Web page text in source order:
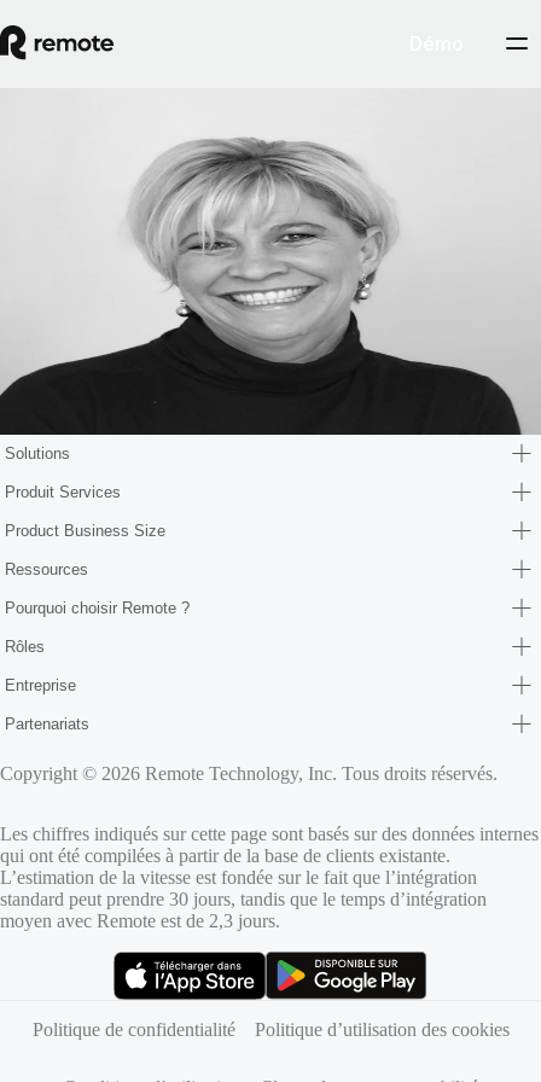
Sally Flaxman
Sally est une experte de premier plan dans la gestion de la conformité
en matière d'immigration à l'échelle mondiale. La carrière de Sally
s'étend sur plusieurs années dans les domaines de la finance, des
opérations et des ressources humaines au sein de multinationales. Chez
Remote, le rôle de Sally en tant que Senior Mobility Manager est
essentiel, car elle aide nos clients à gérer les déménagements de leurs
employés et à établir des permis de travail dans le monde entier.
Solutions
Produit Services
Product Business Size
Ressources
Pourquoi choisir Remote ?
Rôles
Entreprise
Partenariats
Copyright © 2026 Remote Technology, Inc. Tous droits réservés.
Les chiffres indiqués sur cette page sont basés sur des données internes
qui ont été compilées à partir de la base de clients existante.
L’estimation de la vitesse est fondée sur le fait que l’intégration
standard peut prendre 30 jours, tandis que le temps d’intégration
moyen avec Remote est de 2,3 jours.
Politique de confidentialité
Politique d’utilisation des cookies